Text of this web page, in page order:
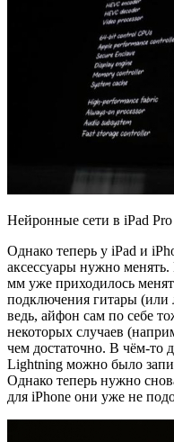
Нейронные сети в iPad Pro
Однако теперь у iPad и
аксессуары нужно
мм уже приходилось
подключения гитары
ведь, айфон сам по себе
некоторых случаев
чем достаточно. В чём-то
Lightning можно было
Однако теперь нужно
для iPhone они уже не